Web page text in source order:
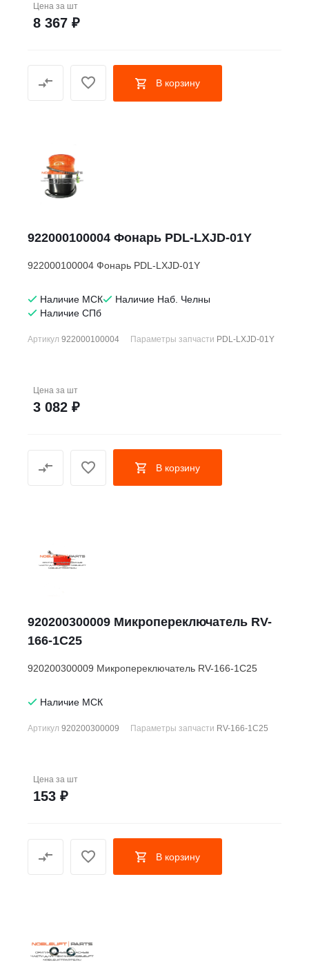
Цена за шт
8 367 ₽
В корзину
922000100004 Фонарь PDL-LXJD-01Y
922000100004 Фонарь PDL-LXJD-01Y
Наличие МСК
Наличие Наб. Челны
Наличие СПб
Артикул 922000100004 Параметры запчасти PDL-LXJD-01Y
Цена за шт
3 082 ₽
В корзину
920200300009 Микропереключатель RV-
166-1C25
920200300009 Микропереключатель RV-166-1C25
Наличие МСК
Артикул 920200300009 Параметры запчасти RV-166-1C25
Цена за шт
153 ₽
В корзину